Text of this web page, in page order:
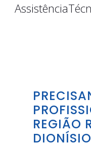
Assistência
REGIÃO